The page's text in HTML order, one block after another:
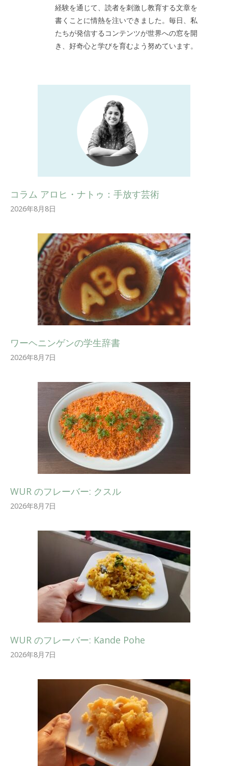
経験を通じて、読者を刺激し教育する文章を
書くことに情熱を注いできました。毎日、私
たちが発信するコンテンツが世界への窓を開
き、好奇心と学びを育むよう努めています。
コラム アロヒ・ナトゥ：手放す芸術
2026年8月8日
ワーヘニンゲンの学生辞書
2026年8月7日
WUR のフレーバー: クスル
2026年8月7日
WUR のフレーバー: Kande Pohe
2026年8月7日